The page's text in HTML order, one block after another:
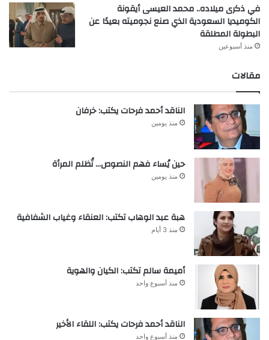
في ذكرى ميلاده.. محمد العيسى أيقونة
الكوميديا السعودية الذي صنع نجوميته بعيدًا عن
البطولة المطلقة
منذ أسبوعين
مقالات
الناقد أحمد فرحات يكتب: خرفان
منذ يومين
حين يُساء فهم النصوص… تُظلم المرأة
منذ يومين
هبة عبد الوهاب تكتب: العنقاء وغياب الشفافية
منذ 3 أيام
أميمة سالم تكتب: الكيان والهوية
منذ أسبوع واحد
الناقد أحمد فرحات يكتب: اللقاء الأخير
منذ أسبوع واحد